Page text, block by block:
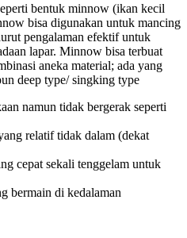
bentuk minnow (ikan kecil
bisa digunakan untuk mancing
pengalaman efektif untuk
lapar. Minnow bisa terbuat
aneka material; ada yang
deep type/ singking type
namun tidak bergerak seperti
relatif tidak dalam (dekat
cepat sekali tenggelam untuk
bermain di kedalaman